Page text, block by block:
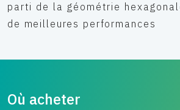
parti de la géométrie
de meilleures performances
Où acheter